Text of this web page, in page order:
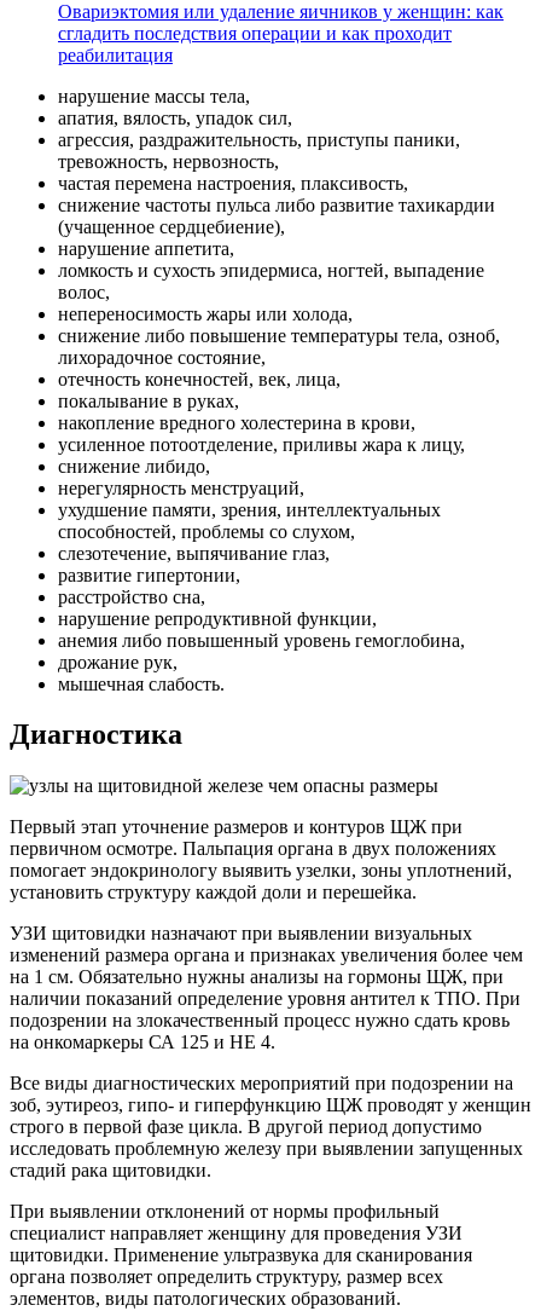
Овариэктомия или удаление яичников у женщин: как
сгладить последствия операции и как проходит
реабилитация
нарушение массы тела,
апатия, вялость, упадок сил,
агрессия, раздражительность, приступы паники,
тревожность, нервозность,
частая перемена настроения, плаксивость,
снижение частоты пульса либо развитие тахикардии
(учащенное сердцебиение),
нарушение аппетита,
ломкость и сухость эпидермиса, ногтей, выпадение
волос,
непереносимость жары или холода,
снижение либо повышение температуры тела, озноб,
лихорадочное состояние,
отечность конечностей, век, лица,
покалывание в руках,
накопление вредного холестерина в крови,
усиленное потоотделение, приливы жара к лицу,
снижение либидо,
нерегулярность менструаций,
ухудшение памяти, зрения, интеллектуальных
способностей, проблемы со слухом,
слезотечение, выпячивание глаз,
развитие гипертонии,
расстройство сна,
нарушение репродуктивной функции,
анемия либо повышенный уровень гемоглобина,
дрожание рук,
мышечная слабость.
Диагностика
Первый этап уточнение размеров и контуров ЩЖ при
первичном осмотре. Пальпация органа в двух положениях
помогает эндокринологу выявить узелки, зоны уплотнений,
установить структуру каждой доли и перешейка.
УЗИ щитовидки назначают при выявлении визуальных
изменений размера органа и признаках увеличения более чем
на 1 см. Обязательно нужны анализы на гормоны ЩЖ, при
наличии показаний определение уровня антител к ТПО. При
подозрении на злокачественный процесс нужно сдать кровь
на онкомаркеры СА 125 и НЕ 4.
Все виды диагностических мероприятий при подозрении на
зоб, эутиреоз, гипо- и гиперфункцию ЩЖ проводят у женщин
строго в первой фазе цикла. В другой период допустимо
исследовать проблемную железу при выявлении запущенных
стадий рака щитовидки.
При выявлении отклонений от нормы профильный
специалист направляет женщину для проведения УЗИ
щитовидки. Применение ультразвука для сканирования
органа позволяет определить структуру, размер всех
элементов, виды патологических образований.